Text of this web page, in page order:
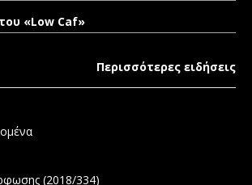
«Low Caf»
Περισσότερες ειδήσεις
(2018/334)